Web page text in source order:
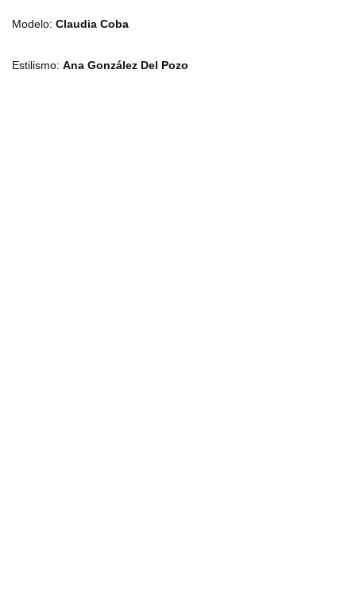
Modelo: Claudia Coba
Estilismo: Ana González Del Pozo